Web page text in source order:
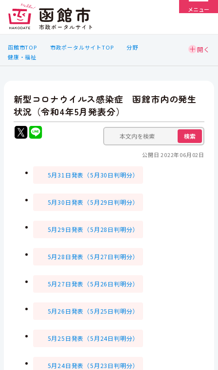
メニュー
函館市TOP 市政ポータルサイトTOP
分野
健康・福祉
新型コロナウイルス感染症 函館市内の発生
状況（令和4年5月発表分）
検索
公開日 2022年06月02日
5月31日発表（5月30日判明分）
5月30日発表（5月29日判明分）
5月29日発表（5月28日判明分）
5月28日発表（5月27日判明分）
5月27日発表（5月26日判明分）
5月26日発表（5月25日判明分）
5月25日発表（5月24日判明分）
5月24日発表（5月23日判明分）